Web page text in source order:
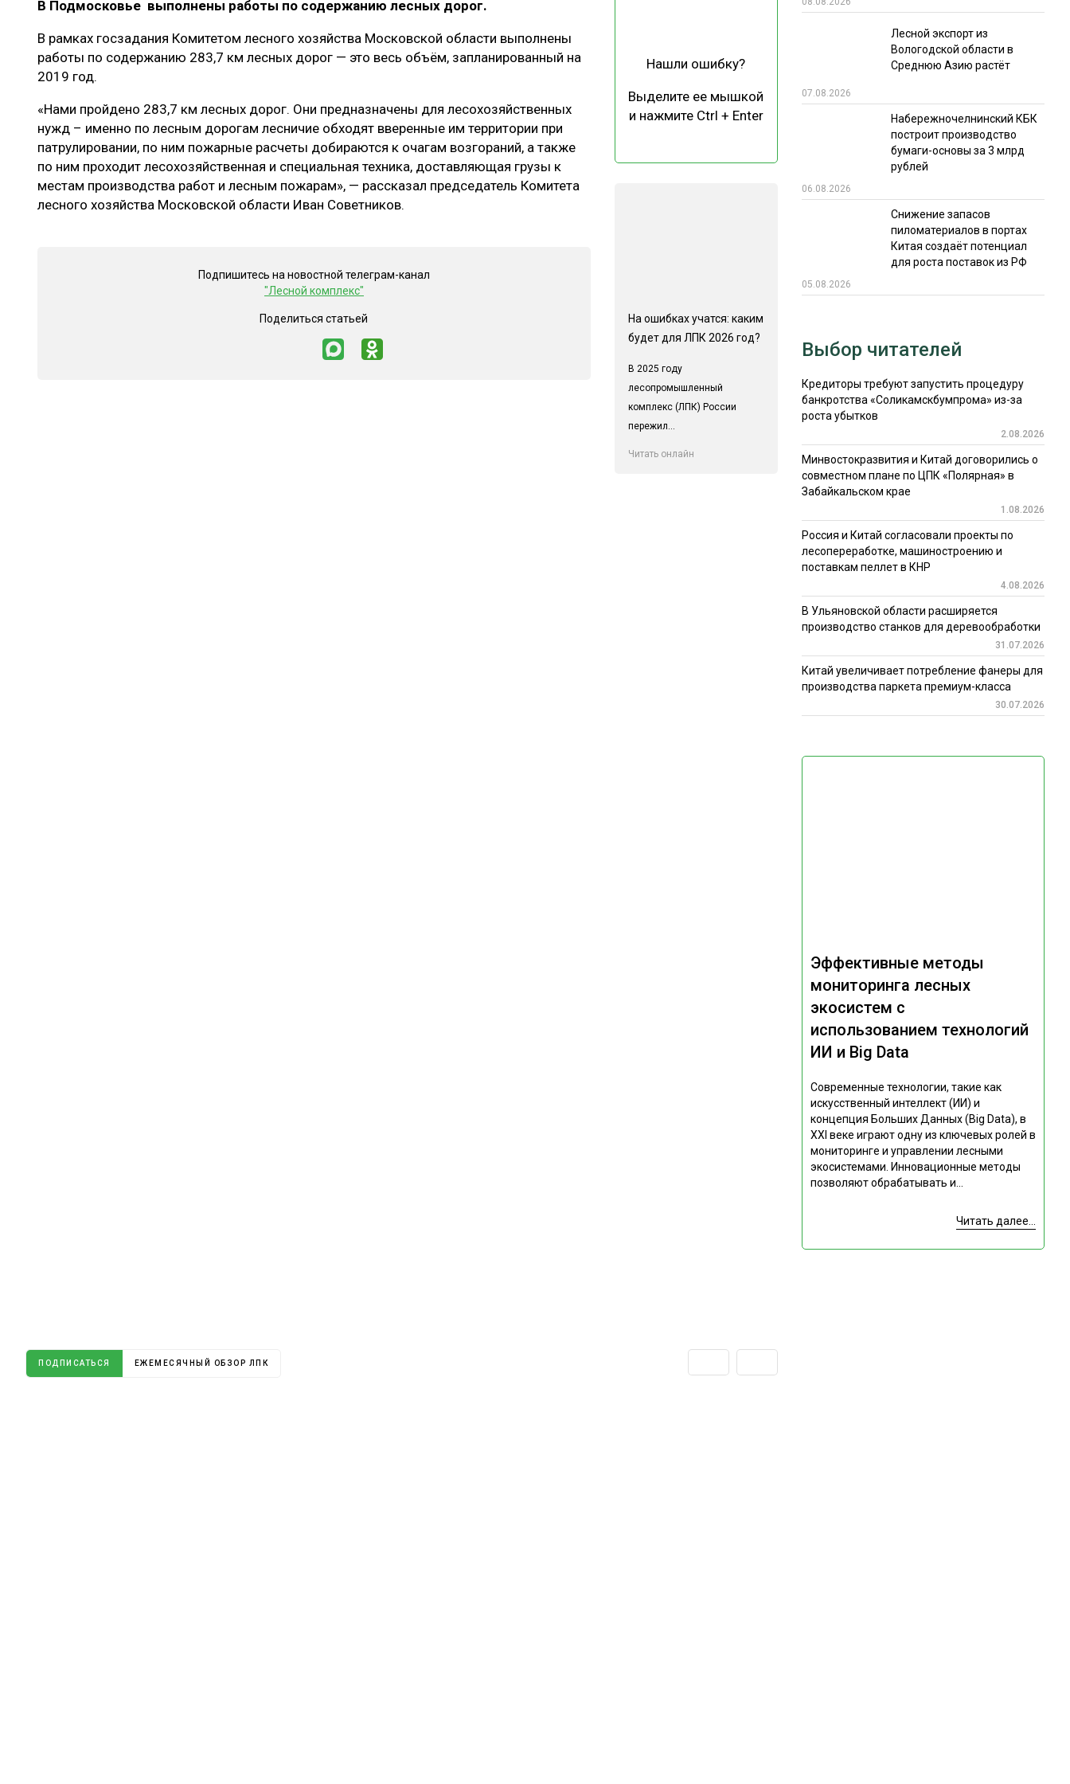
ЛЕСОВОССТАНОВЛЕНИЕ И ЗАЩИТА
ЛОГИСТИКА
ПРОИЗВОДСТВО ДРЕВЕСНЫХ ПЛИТ
СУШКА ДРЕВЕСИНЫ
МЕБЕЛЬНОЕ ПРОИЗВОДСТВО ТЕХНОЛОГИИ
ОТРАСЛЕВАЯ ДИСКУССИЯ
КАЛЕНДАРЬ ВЫСТАВОК ИТОГИ МЕРОПРИЯТИЙ
В Подмосковье выполнены работы по содержанию лесных дорог.
В рамках госзадания Комитетом лесного хозяйства Московской области выполнены
работы по содержанию 283,7 км лесных дорог — это весь объём, запланированный на
2019 год.
«Нами пройдено 283,7 км лесных дорог. Они предназначены для лесохозяйственных
нужд – именно по лесным дорогам лесничие обходят вверенные им территории при
патрулировании, по ним пожарные расчеты добираются к очагам возгораний, а также
по ним проходит лесохозяйственная и специальная техника, доставляющая грузы к
местам производства работ и лесным пожарам», — рассказал председатель Комитета
лесного хозяйства Московской области Иван Советников.
Подпишитесь на новостной телеграм-канал
"Лесной комплекс"
Поделиться статьей
Нашли ошибку?
Выделите ее мышкой
и нажмите Ctrl + Enter
На ошибках учатся: каким
будет для ЛПК 2026 год?
В 2025 году
лесопромышленный
комплекс (ЛПК) России
пережил...
Читать онлайн
Лесной экспорт из
Вологодской области в
Среднюю Азию растёт
07.08.2026
Набережночелнинский КБК
построит производство
бумаги-основы за 3 млрд
рублей
06.08.2026
Снижение запасов
пиломатериалов в портах
Китая создаёт потенциал
для роста поставок из РФ
05.08.2026
Эффективные методы
мониторинга лесных
экосистем с
использованием технологий
ИИ и Big Data
Современные технологии, такие как
искусственный интеллект (ИИ) и
концепция Больших Данных (Big Data), в
XXI веке играют одну из ключевых ролей в
мониторинге и управлении лесными
экосистемами. Инновационные методы
позволяют обрабатывать и...
Читать далее...
ПОДПИСАТЬСЯ ЕЖЕМЕСЯЧНЫЙ ОБЗОР ЛПК
Выбор читателей
Кредиторы требуют запустить процедуру
банкротства «Соликамскбумпрома» из-за
роста убытков
2.08.2026
Минвостокразвития и Китай договорились о
совместном плане по ЦПК «Полярная» в
Забайкальском крае
1.08.2026
Россия и Китай согласовали проекты по
лесопереработке, машиностроению и
поставкам пеллет в КНР
4.08.2026
В Ульяновской области расширяется
производство станков для деревообработки
31.07.2026
Китай увеличивает потребление фанеры для
производства паркета премиум-класса
30.07.2026